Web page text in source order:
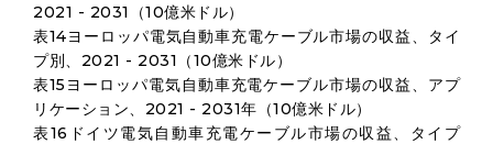
2021 - 2031（10億米ドル）
表14ヨーロッパ電気自動車充電ケーブル市場の収益、タイ
プ別、2021 - 2031（10億米ドル）
表15ヨーロッパ電気自動車充電ケーブル市場の収益、アプ
リケーション、2021 - 2031年（10億米ドル）
表16ドイツ電気自動車充電ケーブル市場の収益、タイプ